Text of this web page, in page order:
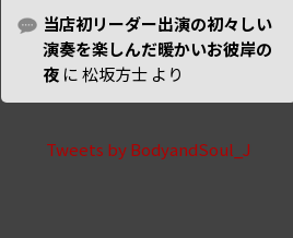
当店初リーダー出演の初々しい
演奏を楽しんだ暖かいお彼岸の
夜 に松坂方士 より
Tweets by BodyandSoul_J